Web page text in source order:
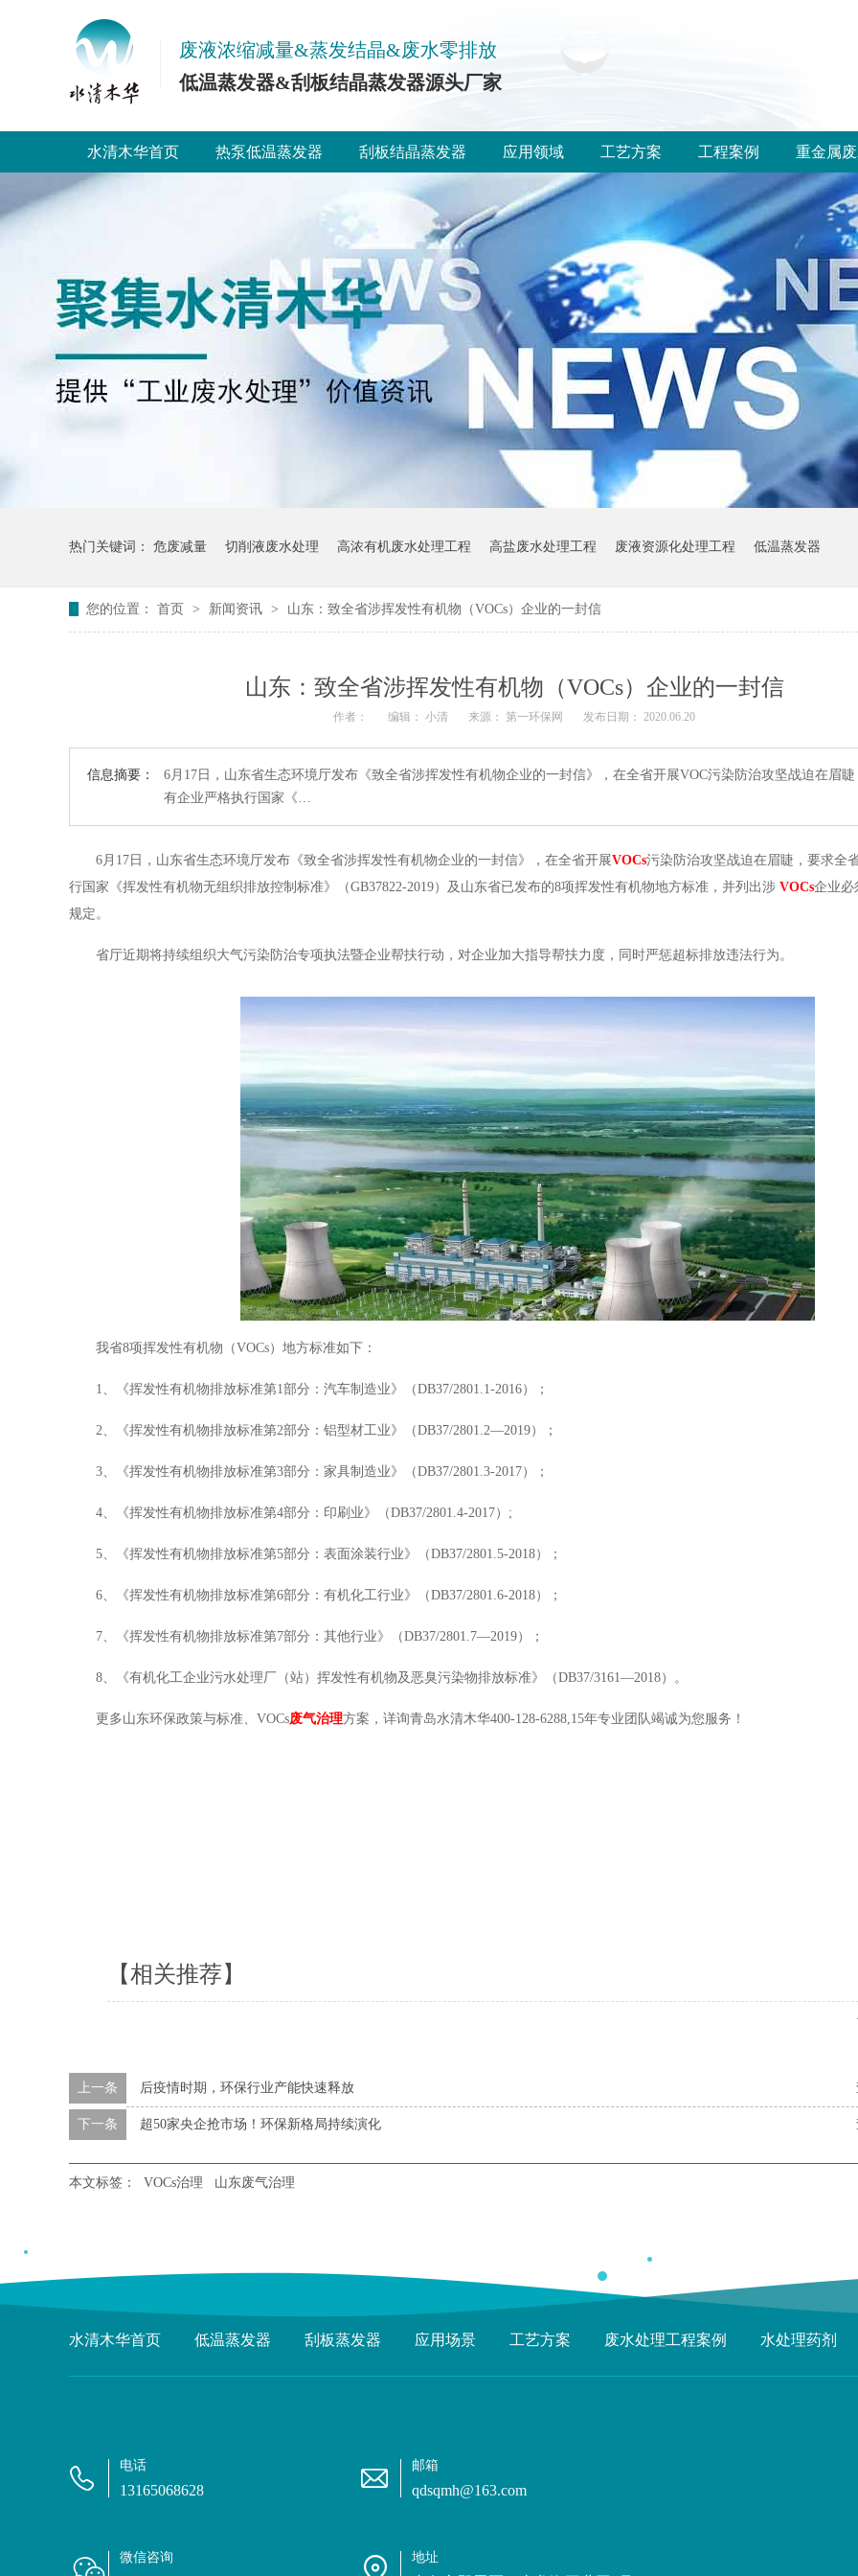
废液浓缩减量&蒸发结晶&废水零排放
低温蒸发器&刮板结晶蒸发器源头厂家
水清木华首页 热泵低温蒸发器 刮板结晶蒸发器 应用领域 工艺方案 工程案例 重金属
热门关键词： 危废减量 切削液废水处理 高浓有机废水处理工程 高盐废水处理工程 废液资源化处理工程 低温蒸发器
您的位置： 首页 > 新闻资讯 > 山东：致全省涉挥发性有机物（VOCs）企业的一封信
山东：致全省涉挥发性有机物（VOCs）企业的一封信
作者： 编辑： 小清 来源： 第一环保网 发布日期： 2020.06.20
信息摘要：
6月17日，山东省生态环境厅发布《致全省涉挥发性有机物企业的一封信》，在全省开展VOC污染防治攻坚战迫在眉
有企业严格执行国家《…
6月17日，山东省生态环境厅发布《致全省涉挥发性有机物企业的一封信》，在全省开展VOCs污染防治攻坚战迫在眉睫，要求全
行国家《挥发性有机物无组织排放控制标准》（GB37822-2019）及山东省已发布的8项挥发性有机物地方标准，并列出涉 VOCs企业必
规定。
省厅近期将持续组织大气污染防治专项执法暨企业帮扶行动，对企业加大指导帮扶力度，同时严惩超标排放违法行为。
我省8项挥发性有机物（VOCs）地方标准如下：
1、《挥发性有机物排放标准第1部分：汽车制造业》（DB37/2801.1-2016）；
2、《挥发性有机物排放标准第2部分：铝型材工业》（DB37/2801.2—2019）；
3、《挥发性有机物排放标准第3部分：家具制造业》（DB37/2801.3-2017）；
4、《挥发性有机物排放标准第4部分：印刷业》（DB37/2801.4-2017）;
5、《挥发性有机物排放标准第5部分：表面涂装行业》（DB37/2801.5-2018）；
6、《挥发性有机物排放标准第6部分：有机化工行业》（DB37/2801.6-2018）；
7、《挥发性有机物排放标准第7部分：其他行业》（DB37/2801.7—2019）；
8、《有机化工企业污水处理厂（站）挥发性有机物及恶臭污染物排放标准》（DB37/3161—2018）。
更多山东环保政策与标准、VOCs废气治理方案，详询青岛水清木华400-128-6288,15年专业团队竭诚为您服务！
【相关推荐】
上一条 后疫情时期，环保行业产能快速释放
下一条 超50家央企抢市场！环保新格局持续演化
本文标签： VOCs治理 山东废气治理
水清木华首页 低温蒸发器 刮板蒸发器 应用场景 工艺方案 废水处理工程案例 水处理药剂
电话
13165068628
邮箱
qdsqmh@163.com
微信咨询 地址